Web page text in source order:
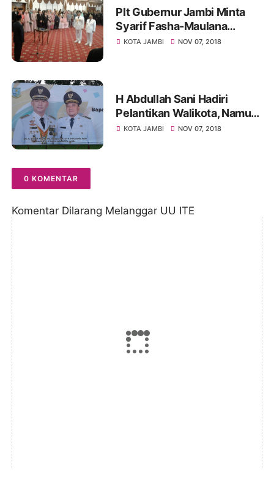
Plt Gubernur Jambi Minta
Syarif Fasha-Maulana
Melayani Masyarakat Kota
KOTA JAMBI NOV 07, 2018
H Abdullah Sani Hadiri
Pelantikan Walikota, Namun
Ingatkan Politik Uang
KOTA JAMBI NOV 07, 2018
0 KOMENTAR
Komentar Dilarang Melanggar UU ITE